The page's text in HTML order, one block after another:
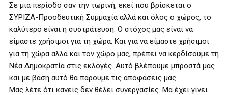
Σε μια περίοδο σαν την τωρινή, εκεί που βρίσκεται ο
ΣΥΡΙΖΑ-Προοδευτική Συμμαχία αλλά και όλος ο χώρος, το
καλύτερο είναι η συστράτευση. Ο στόχος μας είναι να
είμαστε χρήσιμοι για τη χώρα. Και για να είμαστε χρήσιμοι
για τη χώρα αλλά και τον χώρο μας, πρέπει να κερδίσουμε τη
Νέα Δημοκρατία στις εκλογές. Αυτό βλέπουμε μπροστά μας
και με βάση αυτό θα πάρουμε τις αποφάσεις μας.
Μας λέτε ότι κανείς δεν θέλει συνεργασίες. Μα έχει γίνει